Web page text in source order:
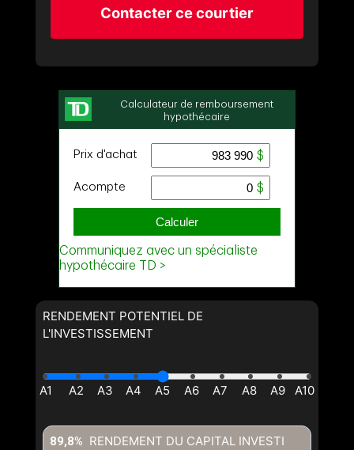
Contacter ce courtier
RENDEMENT POTENTIEL DE
L'INVESTISSEMENT
RENDEMENT DU CAPITAL INVESTI
89,8%